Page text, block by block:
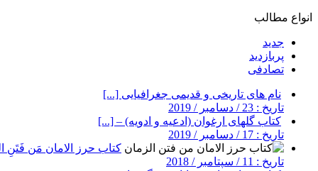
انواع مطالب
جدید
پربازدید
تصادفی
نام های تاریخی و قدیمی جغرافیایی [...]
تاریخ : 23 / دسامبر / 2019
کتاب گلهای ارغوان (ادعیه و ادویه) – [...]
تاریخ : 17 / دسامبر / 2019
کتاب حرز الامان مَن فَتَنِ
تاریخ : 11 / سپتامبر / 2018